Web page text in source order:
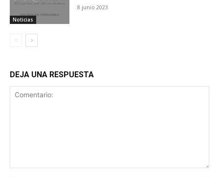
Noticias
8 junio 2023
DEJA UNA RESPUESTA